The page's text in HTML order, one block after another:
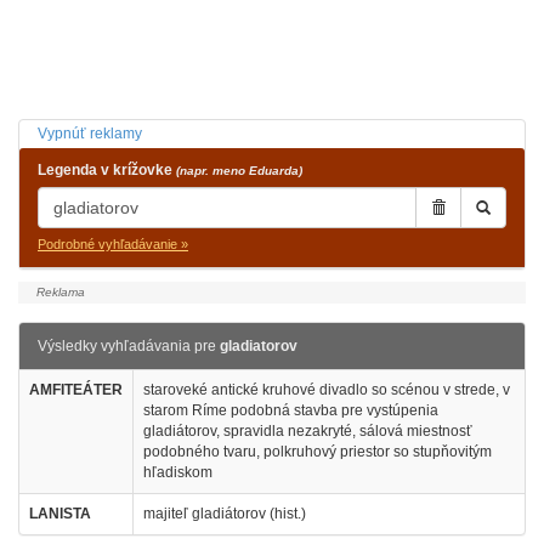
Vypnúť reklamy
Legenda v krížovke (napr. meno Eduarda)
Podrobné vyhľadávanie »
Výsledky vyhľadávania pre gladiatorov
AMFITEÁTER
staroveké antické kruhové divadlo so scénou v strede, v
starom Ríme podobná stavba pre vystúpenia
gladiátorov, spravidla nezakryté, sálová miestnosť
podobného tvaru, polkruhový priestor so stupňovitým
hľadiskom
LANISTA majiteľ gladiátorov (hist.)